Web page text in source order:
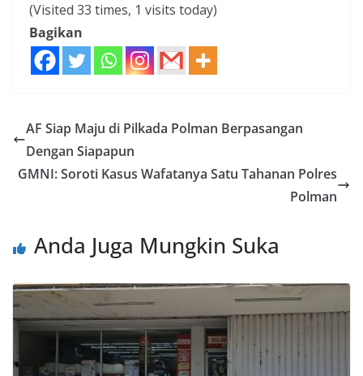
(Visited 33 times, 1 visits today)
Bagikan
AF Siap Maju di Pilkada Polman Berpasangan
Dengan Siapapun
GMNI: Soroti Kasus Wafatanya Satu Tahanan Polres
Polman
Anda Juga Mungkin Suka